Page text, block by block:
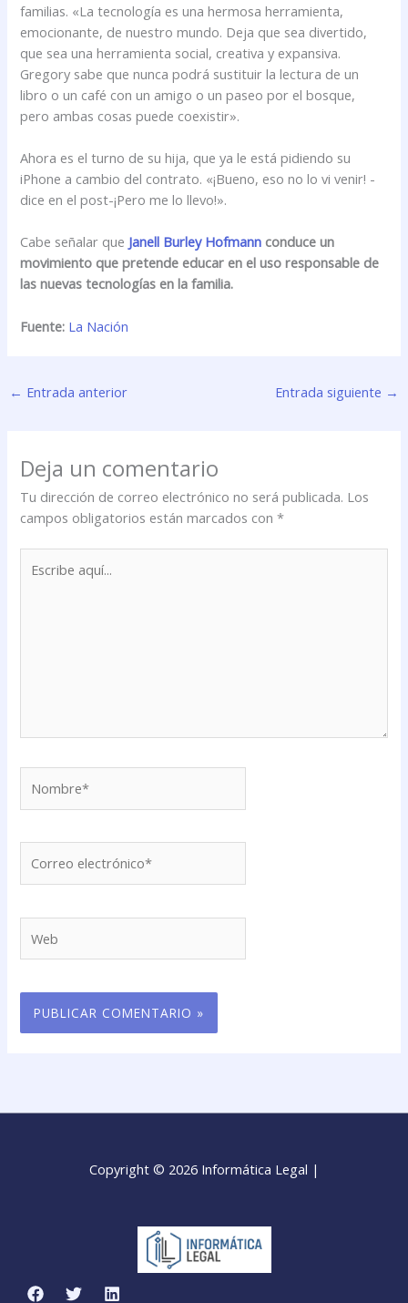
familias. «La tecnología es una hermosa herramienta,
emocionante, de nuestro mundo. Deja que sea divertido,
que sea una herramienta social, creativa y expansiva.
Gregory sabe que nunca podrá sustituir la lectura de un
libro o un café con un amigo o un paseo por el bosque,
pero ambas cosas puede coexistir».
Ahora es el turno de su hija, que ya le está pidiendo su
iPhone a cambio del contrato. «¡Bueno, eso no lo vi venir! -
dice en el post-¡Pero me lo llevo!».
Cabe señalar que Janell Burley Hofmann conduce un
movimiento que pretende educar en el uso responsable de
las nuevas tecnologías en la familia.
Fuente: La Nación
← Entrada anterior Entrada siguiente →
Deja un comentario
Tu dirección de correo electrónico no será publicada. Los
campos obligatorios están marcados con*
aquí...
electrónico*
Copyright © 2026 Informática Legal |